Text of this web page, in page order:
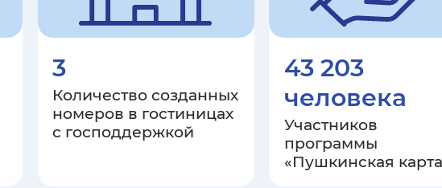
3
Количество созданных
номеров в гостиницах
с господдержкой
43 203
человека
Участников
программы
«Пушкинская